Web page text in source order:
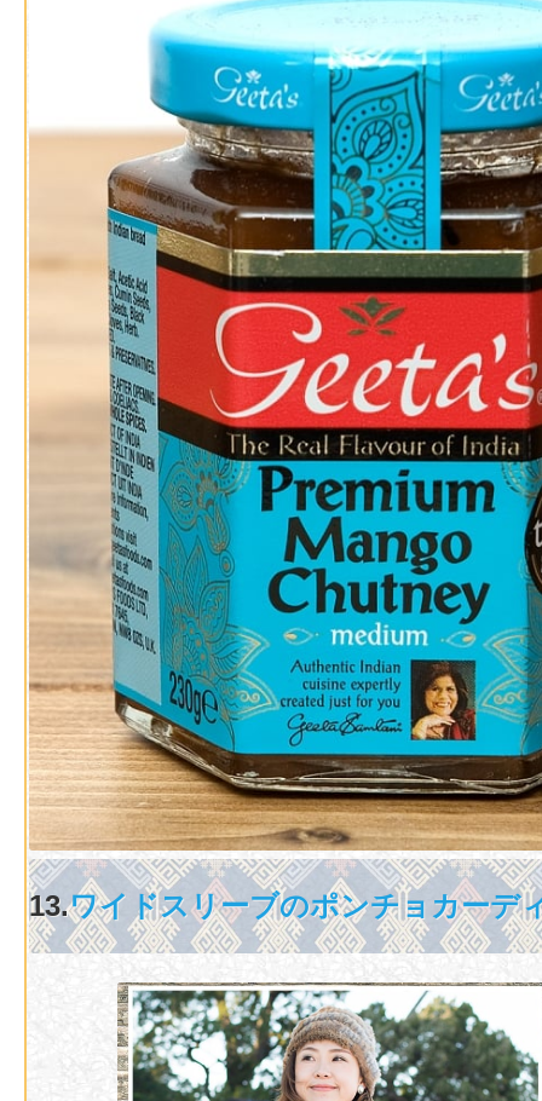
13.ワイドスリーブのポンチョカーデ